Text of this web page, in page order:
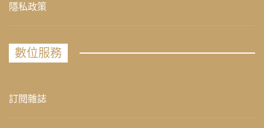
隱私政策
數位服務
訂閱雜誌